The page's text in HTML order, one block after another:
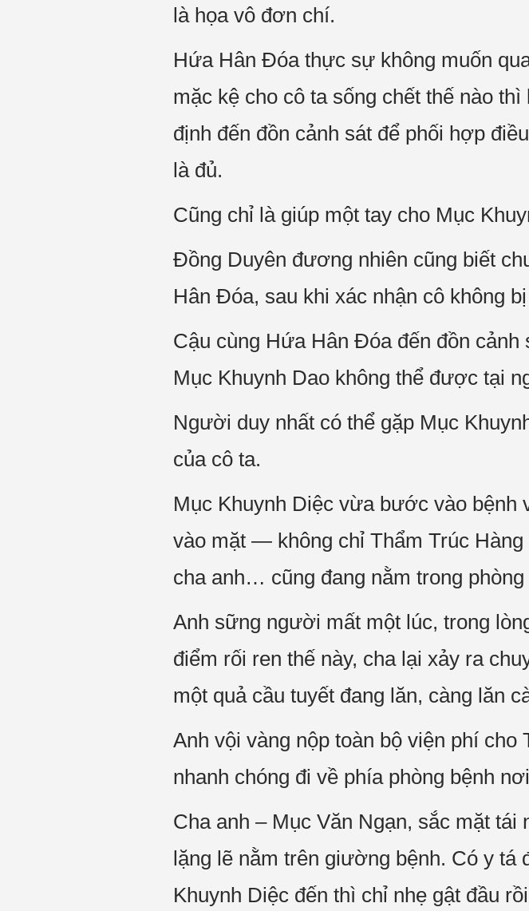
là họa vô đơn chí.
Hứa Hân Đóa thực sự không muốn
mặc kệ cho cô ta sống chết thế nào
định đến đồn cảnh sát để phối hợp
là đủ.
Cũng chỉ là giúp một tay cho Mục
Đồng Duyên đương nhiên cũng biết
Hân Đóa, sau khi xác nhận cô không
Cậu cùng Hứa Hân Đóa đến đồn
Mục Khuynh Dao không thể được tại
Người duy nhất có thể gặp Mục
của cô ta.
Mục Khuynh Diệc vừa bước vào bệnh
vào mặt — không chỉ Thẩm Trúc
cha anh… cũng đang nằm trong phòng
Anh sững người mất một lúc, trong
điểm rối ren thế này, cha lại xảy ra
một quả cầu tuyết đang lăn, càng lăn
Anh vội vàng nộp toàn bộ viện phí
nhanh chóng đi về phía phòng bệnh
Cha anh – Mục Văn Ngạn, sắc mặt tái
lặng lẽ nằm trên giường bệnh. Có y tá
Khuynh Diệc đến thì chỉ nhẹ gật đầu